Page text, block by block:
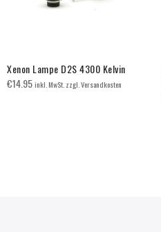
Xenon Lampe D2S 4300 Kelvin
€14.95inkl. MwSt. zzgl. Versandkosten